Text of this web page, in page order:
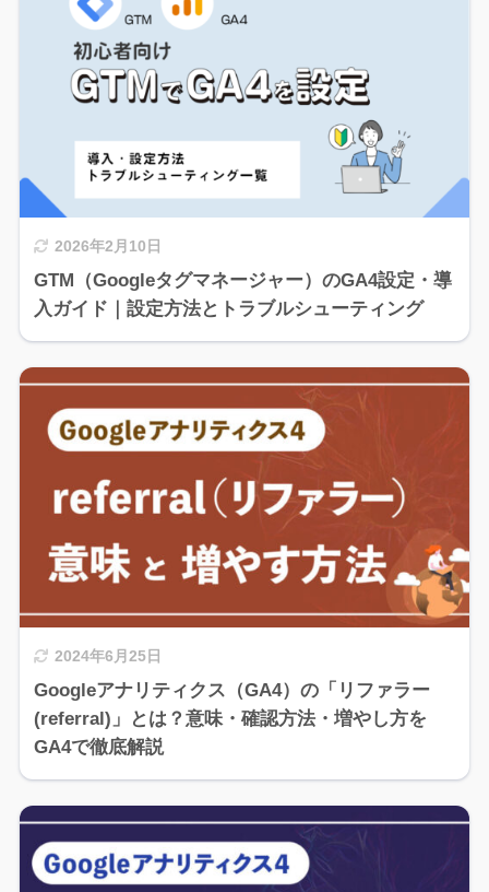
2026年2月10日
GTM（Googleタグマネージャー）のGA4設定・導
入ガイド｜設定方法とトラブルシューティング
2024年6月25日
Googleアナリティクス（GA4）の「リファラー
(referral)」とは？意味・確認方法・増やし方を
GA4で徹底解説